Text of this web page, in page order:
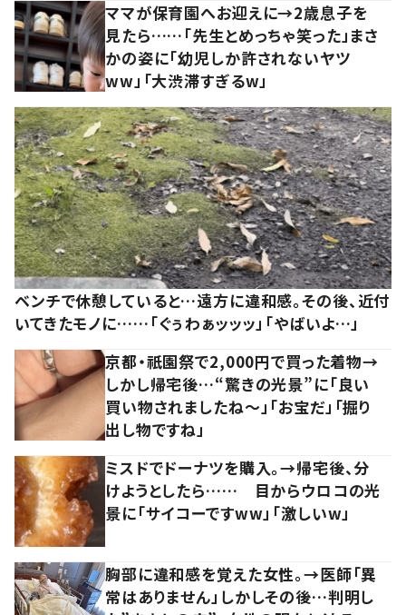
ママが保育園へお迎えに→2歳息子を
見たら……「先生とめっちゃ笑った」まさ
かの姿に「幼児しか許されないヤツ
ww」「大渋滞すぎるw」
ベンチで休憩していると…遠方に違和感。その後、近付
いてきたモノに……「ぐぅわぁッッッ」「やばいよ…」
京都・祇園祭で2,000円で買った着物→
しかし帰宅後…“驚きの光景”に「良い
買い物されましたね～」「お宝だ」「掘り
出し物ですね」
ミスドでドーナツを購入。→帰宅後、分
けようとしたら…… 目からウロコの光
景に「サイコーですww」「激しいw」
胸部に違和感を覚えた女性。→医師「異
常はありません」しかしその後…判明し